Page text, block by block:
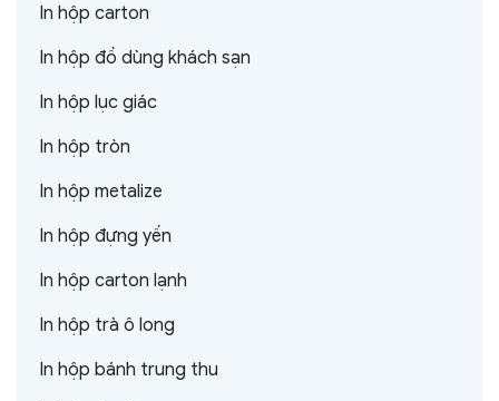
In hộp carton
In hộp đồ dùng khách sạn
In hộp lục giác
In hộp tròn
In hộp metalize
In hộp đựng yến
In hộp carton lạnh
In hộp trà ô long
In hộp bánh trung thu